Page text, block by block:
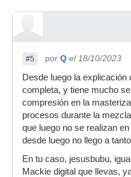
#5 por Q el 18/10/2023
Desde luego la
completa, y tiene mucho
compresión en la
procesos durante la
que luego no se realizan
desde luego no llego a
En tu caso, jesusbubu,
Mackie digital que llevas,